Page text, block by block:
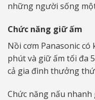
những người sống
Chức năng giữ ấm
Nồi cơm Panasonic
phút và giữ ấm tối đa
cả gia đình thưởng
Chức năng nấu